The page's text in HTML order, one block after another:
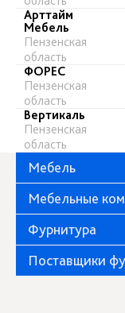
Арттайм
Мебель
Пензенская
область
ФОРЕС
Пензенская
область
Вертикаль
Пензенская
область
Мебель
Мебельные
Фурнитура
Поставщики